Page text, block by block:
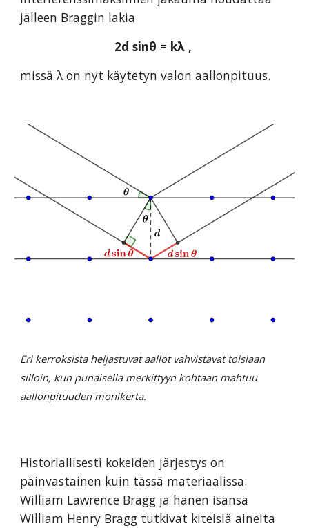
jälleen Braggin lakia
2d sinθ = kλ ,
missä λ on nyt käytetyn valon aallonpituus.
Eri kerroksista heijastuvat aallot vahvistavat toisiaan
silloin, kun punaisella merkittyyn kohtaan mahtuu
aallonpituuden monikerta.
Historiallisesti kokeiden järjestys on
päinvastainen kuin tässä materiaalissa:
William Lawrence Bragg ja hänen isänsä
William Henry Bragg tutkivat kiteisiä aineita